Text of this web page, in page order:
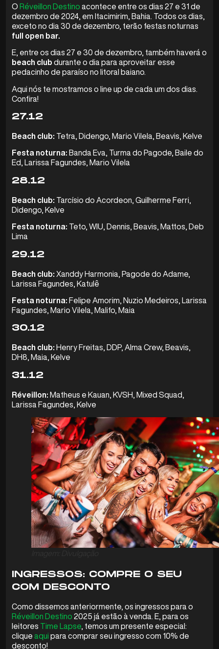
O Réveillon Destino acontece entre os dias 27 e 31 de
dezembro de 2024, em Itacimirim, Bahia. Todos os dias,
exceto no dia 30 de dezembro, terão festas noturnas
full open bar.
E, entre os dias 27 e 30 de dezembro, também haverá o
beach club durante o dia para aproveitar esse
pedacinho de paraíso no litoral baiano.
Aqui nós te mostramos o line up de cada um dos dias.
Confira!
27.12
Beach club: Tetra, Didengo, Mario Vilela, Beavis, Kelve
Festa noturna: Banda Eva, Turma do Pagode, Baile do
Ed, Larissa Fagundes, Mario Vilela
28.12
Beach club: Tarcísio do Acordeon, Guilherme Ferri,
Didengo, Kelve
Festa noturna: Teto, WIU, Dennis, Beavis, Mattos, Deb
Lima
29.12
Beach club: Xanddy Harmonia, Pagode do Adame,
Larissa Fagundes, Katulê
Festa noturna: Felipe Amorim, Nuzio Medeiros, Larissa
Fagundes, Mario Vilela, Malifo, Maia
30.12
Beach club: Henry Freitas, DDP, Alma Crew, Beavis,
DH8, Maia, Kelve
31.12
Réveillon: Matheus e Kauan, KVSH, Mixed Squad,
Larissa Fagundes, Kelve
INGRESSOS: COMPRE O SEU
COM DESCONTO
Como dissemos anteriormente, os ingressos para o
Réveillon Destino 2025 já estão à venda. E, para os
leitores Time Lapse, temos um presente especial:
clique aqui para comprar seu ingresso com 10% de
desconto!